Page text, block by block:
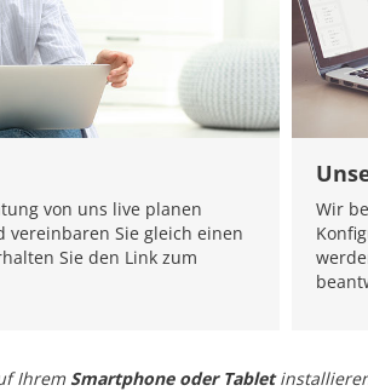
von uns live planen
vereinbaren Sie gleich einen
Sie den Link zum
Wir
Ihrem Smartphone oder Tablet